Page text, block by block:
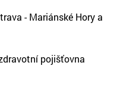
- Mariánské Hory a
pojišťovna